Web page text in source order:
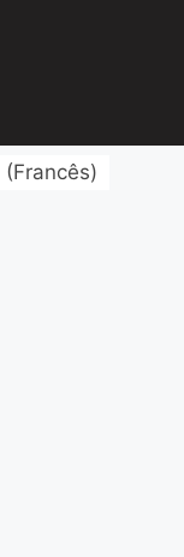
(Francês)